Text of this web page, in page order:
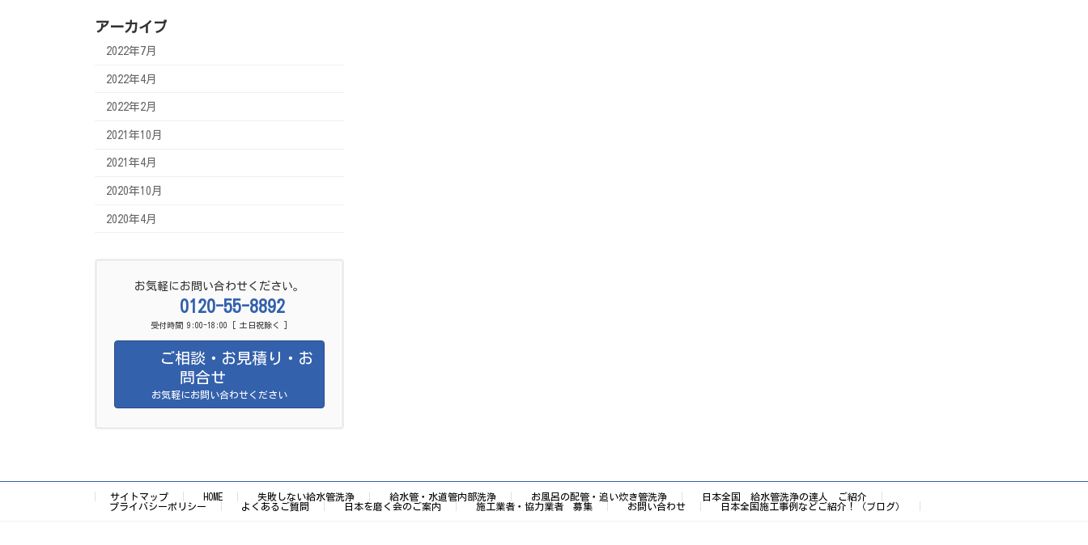
アーカイブ
2022年7月
2022年4月
2022年2月
2021年10月
2021年4月
2020年10月
2020年4月
お気軽にお問い合わせください。
0120-55-8892
受付時間 9:00-18:00 [ 土日祝除く ]
ご相談・お見積り・お
問合せ
お気軽にお問い合わせください
サイトマップ HOME 失敗しない給水管洗浄 給水管・水道管内部洗浄 お風呂の配管・追い炊き管洗浄
日本全国 給水管洗浄の達人 ご紹介
プライバシーポリシー
よくあるご質問 日本を磨く会のご案内 施工業者・協力業者 募集 お問い合わせ 日本全国施工事例などご紹介！（ブログ）